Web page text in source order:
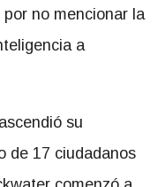
no mencionar la
a
su
de 17 ciudadanos